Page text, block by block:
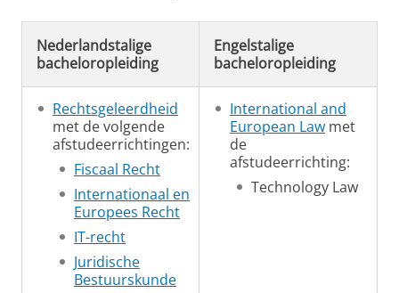
Nederlandstalige
bacheloropleiding
Engelstalige
bacheloropleiding
Rechtsgeleerdheid
met de volgende
afstudeerrichtingen:
Fiscaal Recht
Internationaal en
Europees Recht
IT-recht
Juridische
Bestuurskunde
International and
European Law met
de
afstudeerrichting:
Technology Law